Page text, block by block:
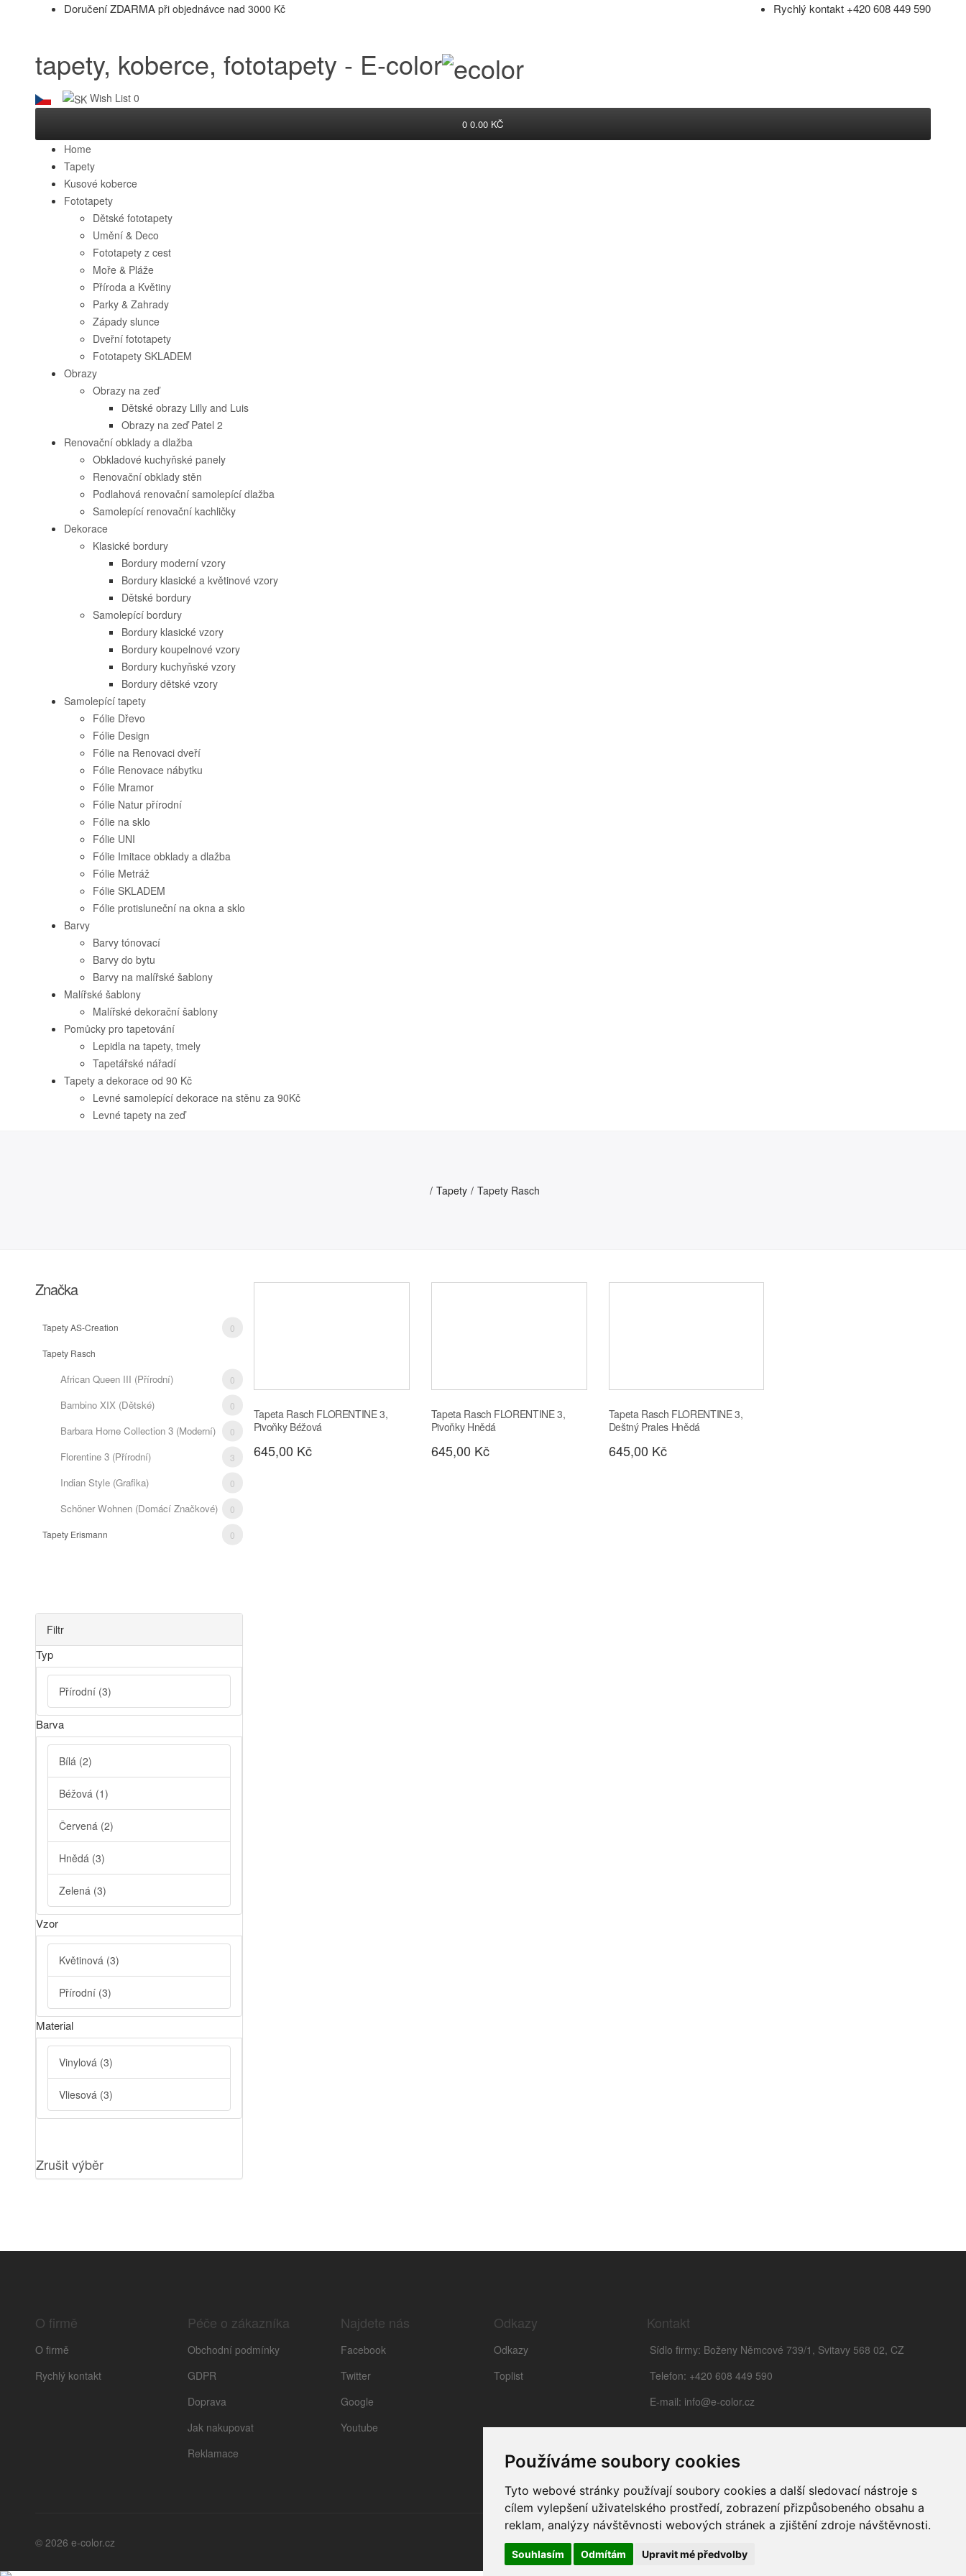
Používáme soubory cookies
Tyto webové stránky používají soubory cookies a další sledovací nástroje s
cílem vylepšení uživatelského prostředí, zobrazení přizpůsobeného obsahu a
reklam, analýzy návštěvnosti webových stránek a zjištění zdroje návštěvnosti.
Souhlasím Odmítám Upravit mé předvolby
Doručení ZDARMApři objednávce nad 3000 Kč Rychlý kontakt +420 608 449 590
tapety, koberce, fototapety - E-color
Wish List 0
0 0.00 KČ
Home
Tapety
Kusové koberce
Fototapety
Dětské fototapety
Umění & Deco
Fototapety z cest
Moře & Pláže
Příroda a Květiny
Parky & Zahrady
Západy slunce
Dveřní fototapety
Fototapety SKLADEM
Obrazy
Obrazy na zeď
Dětské obrazy Lilly and Luis
Obrazy na zeď Patel 2
Renovační obklady a dlažba
Obkladové kuchyňské panely
Renovační obklady stěn
Podlahová renovační samolepící dlažba
Samolepící renovační kachličky
Dekorace
Klasické bordury
Bordury moderní vzory
Bordury klasické a květinové vzory
Dětské bordury
Samolepící bordury
Bordury klasické vzory
Bordury koupelnové vzory
Bordury kuchyňské vzory
Bordury dětské vzory
Samolepící tapety
Fólie Dřevo
Fólie Design
Fólie na Renovaci dveří
Fólie Renovace nábytku
Fólie Mramor
Fólie Natur přírodní
Fólie na sklo
Fólie UNI
Fólie Imitace obklady a dlažba
Fólie Metráž
Fólie SKLADEM
Fólie protisluneční na okna a sklo
Barvy
Barvy tónovací
Barvy do bytu
Barvy na malířské šablony
Malířské šablony
Malířské dekorační šablony
Pomůcky pro tapetování
Lepidla na tapety, tmely
Tapetářské nářadí
Tapety a dekorace od 90 Kč
Levné samolepící dekorace na stěnu za 90Kč
Levné tapety na zeď
Tapety Tapety Rasch
Značka
Tapety AS-Creation 0
Tapety Rasch
African Queen III (přírodní) 0
Bambino XIX (dětské) 0
Barbara Home Collection 3 (moderní) 0
Florentine 3 (přírodní) 3
Indian Style (grafika) 0
Schöner Wohnen (domácí Značkové) 0
Tapety Erismann 0
Filtr
Typ
Přírodní (3)
Barva
Bílá (2)
Béžová (1)
Červená (2)
Hnědá (3)
Zelená (3)
Vzor
Květinová (3)
Přírodní (3)
Material
Vinylová (3)
Vliesová (3)
Zrušit výběr
Tapeta Rasch FLORENTINE 3,
Pivoňky Béžová
645,00 Kč
Tapeta Rasch FLORENTINE 3,
Pivoňky Hnědá
645,00 Kč
Tapeta Rasch FLORENTINE 3,
Deštný Prales Hnědá
645,00 Kč
O firmě
O firmě
Rychlý kontakt
Péče o zákazníka
Obchodní podmínky
GDPR
Doprava
Jak nakupovat
Reklamace
Najdete nás
Facebook
Twitter
Google
Youtube
Odkazy
Odkazy
Toplist
Kontakt
Sídlo firmy: Boženy Němcové 739/1, Svitavy 568 02, CZ
Telefon: +420 608 449 590
E-mail: info@e-color.cz
© 2026 e-color.cz